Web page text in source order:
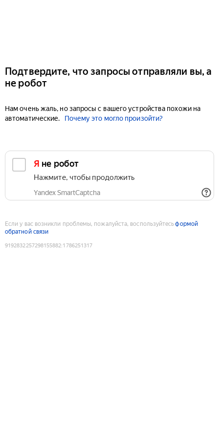
Подтвердите, что запросы отправляли вы, а
не робот
Нам очень жаль, но запросы с вашего устройства похожи на
автоматические.
Почему это могло произойти?
Я не робот
Нажмите, чтобы продолжить
Yandex SmartCaptcha
Если у вас возникли проблемы, пожалуйста, воспользуйтесьформой
обратной связи
9192832257298155882:1786251317